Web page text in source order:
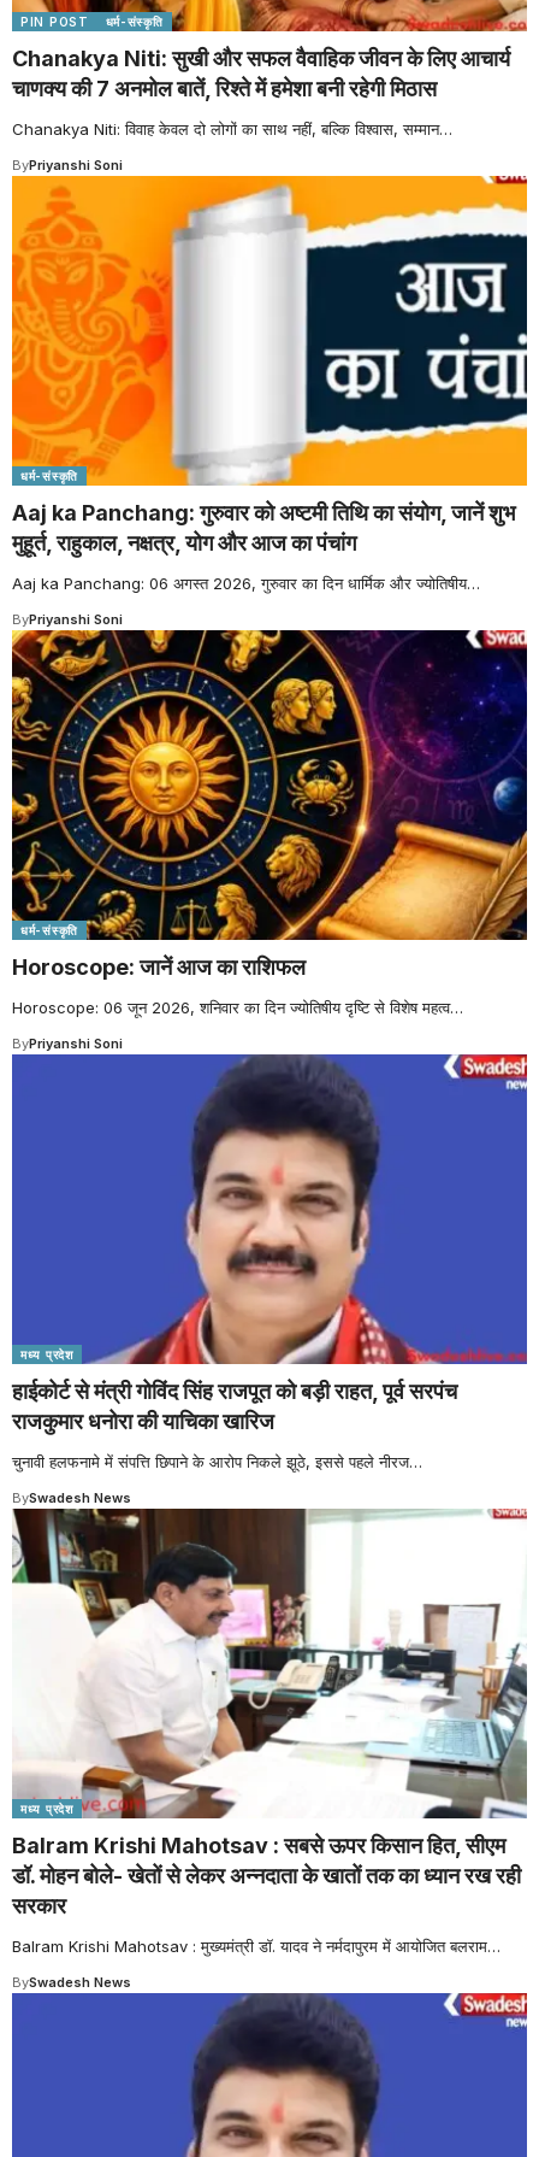
PIN POST धर्म-संस्कृति
Chanakya Niti: सुखी और सफल वैवाहिक जीवन के लिए आचार्य
चाणक्य की 7 अनमोल बातें, रिश्ते में हमेशा बनी रहेगी मिठास
Chanakya Niti: विवाह केवल दो लोगों का साथ नहीं, बल्कि विश्वास, सम्मान…
ByPriyanshi Soni
धर्म-संस्कृति
Aaj ka Panchang: गुरुवार को अष्टमी तिथि का संयोग, जानें शुभ
मुहूर्त, राहुकाल, नक्षत्र, योग और आज का पंचांग
Aaj ka Panchang: 06 अगस्त 2026, गुरुवार का दिन धार्मिक और ज्योतिषीय…
ByPriyanshi Soni
धर्म-संस्कृति
Horoscope: जानें आज का राशिफल
Horoscope: 06 जून 2026, शनिवार का दिन ज्योतिषीय दृष्टि से विशेष महत्व…
ByPriyanshi Soni
मध्य प्रदेश
हाईकोर्ट से मंत्री गोविंद सिंह राजपूत को बड़ी राहत, पूर्व सरपंच
राजकुमार धनोरा की याचिका खारिज
चुनावी हलफनामे में संपत्ति छिपाने के आरोप निकले झूठे, इससे पहले नीरज…
BySwadesh News
मध्य प्रदेश
Balram Krishi Mahotsav : सबसे ऊपर किसान हित, सीएम
डॉ. मोहन बोले- खेतों से लेकर अन्नदाता के खातों तक का ध्यान रख रही
सरकार
Balram Krishi Mahotsav : मुख्यमंत्री डॉ. यादव ने नर्मदापुरम में आयोजित बलराम…
BySwadesh News